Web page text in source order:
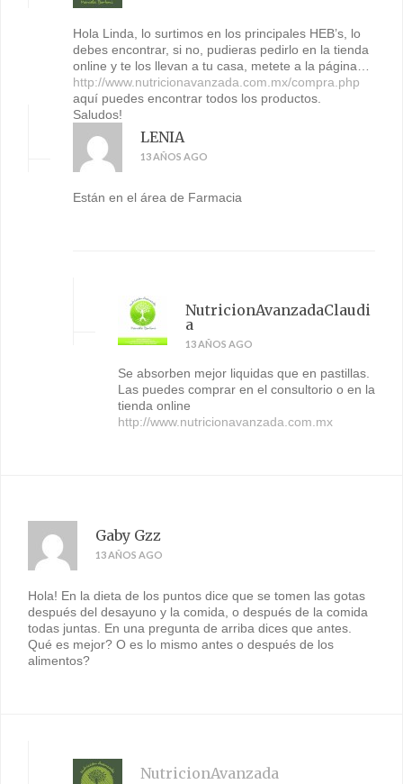
Hola Linda, lo surtimos en los principales HEB’s, lo
debes encontrar, si no, pudieras pedirlo en la tienda
online y te los llevan a tu casa, metete a la página…
http://www.nutricionavanzada.com.mx/compra.php
aquí puedes encontrar todos los productos.
Saludos!
LENIA
13 AÑOS AGO
Están en el área de Farmacia
NutricionAvanzadaClaudi
a
13 AÑOS AGO
Se absorben mejor liquidas que en pastillas.
Las puedes comprar en el consultorio o en la
tienda online
http://www.nutricionavanzada.com.mx
Gaby Gzz
13 AÑOS AGO
Hola! En la dieta de los puntos dice que se tomen las gotas
después del desayuno y la comida, o después de la comida
todas juntas. En una pregunta de arriba dices que antes.
Qué es mejor? O es lo mismo antes o después de los
alimentos?
NutricionAvanzada